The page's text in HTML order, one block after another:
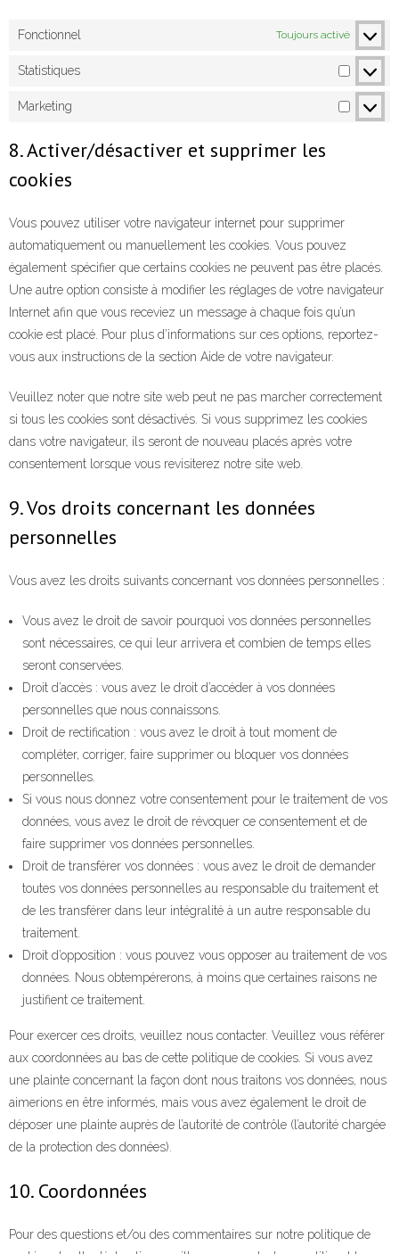
Fonctionnel Toujours activé
Statistiques
Marketing
8. Activer/désactiver et supprimer les
cookies
Vous pouvez utiliser votre navigateur internet pour supprimer
automatiquement ou manuellement les cookies. Vous pouvez
également spécifier que certains cookies ne peuvent pas être placés.
Une autre option consiste à modifier les réglages de votre navigateur
Internet afin que vous receviez un message à chaque fois qu’un
cookie est placé. Pour plus d’informations sur ces options, reportez-
vous aux instructions de la section Aide de votre navigateur.
Veuillez noter que notre site web peut ne pas marcher correctement
si tous les cookies sont désactivés. Si vous supprimez les cookies
dans votre navigateur, ils seront de nouveau placés après votre
consentement lorsque vous revisiterez notre site web.
9. Vos droits concernant les données
personnelles
Vous avez les droits suivants concernant vos données personnelles :
Vous avez le droit de savoir pourquoi vos données personnelles
sont nécessaires, ce qui leur arrivera et combien de temps elles
seront conservées.
Droit d’accès : vous avez le droit d’accéder à vos données
personnelles que nous connaissons.
Droit de rectification : vous avez le droit à tout moment de
compléter, corriger, faire supprimer ou bloquer vos données
personnelles.
Si vous nous donnez votre consentement pour le traitement de vos
données, vous avez le droit de révoquer ce consentement et de
faire supprimer vos données personnelles.
Droit de transférer vos données : vous avez le droit de demander
toutes vos données personnelles au responsable du traitement et
de les transférer dans leur intégralité à un autre responsable du
traitement.
Droit d’opposition : vous pouvez vous opposer au traitement de vos
données. Nous obtempérerons, à moins que certaines raisons ne
justifient ce traitement.
Pour exercer ces droits, veuillez nous contacter. Veuillez vous référer
aux coordonnées au bas de cette politique de cookies. Si vous avez
une plainte concernant la façon dont nous traitons vos données, nous
aimerions en être informés, mais vous avez également le droit de
déposer une plainte auprès de l’autorité de contrôle (l’autorité chargée
de la protection des données).
10. Coordonnées
Pour des questions et/ou des commentaires sur notre politique de